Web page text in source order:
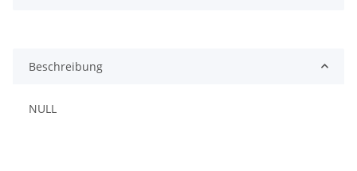
Beschreibung
NULL